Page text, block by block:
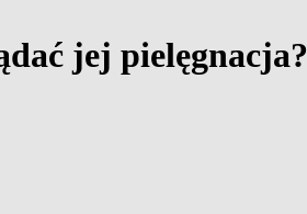
jej pielęgnacja?